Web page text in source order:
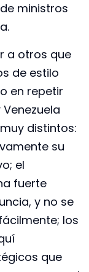
ministros
a otros que
de estilo
en repetir
distintos:
su
el
fuerte
y no se
los
que